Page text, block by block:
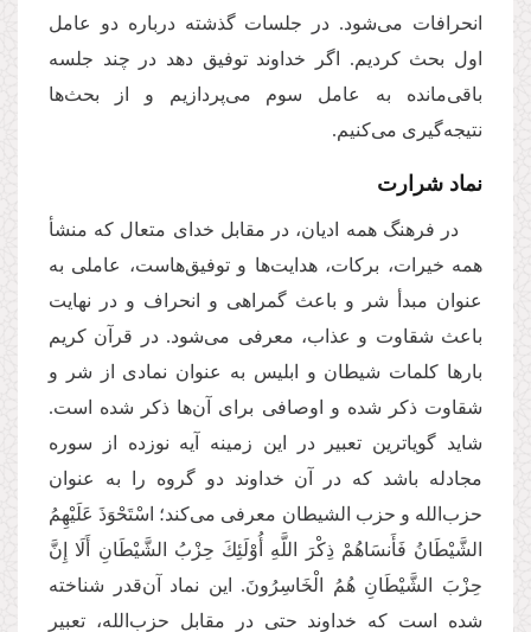
انحرافات می‌شود. در جلسات گذشته درباره دو عامل
اول بحث کردیم. اگر خداوند توفیق دهد در چند جلسه
باقی‌مانده به عامل سوم می‌پردازیم و از بحث‌ها
نتیجه‌گیری می‌کنیم.
نماد شرارت
در فرهنگ همه ادیان، در مقابل خدای متعال که منشأ
همه خیرات، برکات، هدایت‌ها و توفیق‌هاست، عاملی به
عنوان مبدأ شر و باعث گمراهی و انحراف و در نهایت
باعث شقاوت و عذاب، معرفی می‌شود. در قرآن کریم
بارها کلمات شیطان و ابلیس به عنوان نمادی از شر و
شقاوت ذکر شده و اوصافی برای آن‌ها ذکر شده است.
شاید گویاترین تعبیر در این زمینه آیه نوزده از سوره
مجادله باشد که در آن خداوند دو گروه را به عنوان
حزب‌الله و حزب الشیطان معرفی می‌کند؛ اسْتَحْوَذَ عَلَیْهِمُ
الشَّیْطَانُ فَأَنسَاهُمْ ذِكْرَ اللَّهِ أُوْلَئِكَ حِزْبُ الشَّیْطَانِ أَلَا إِنَّ
حِزْبَ الشَّیْطَانِ هُمُ الْخَاسِرُونَ. این نماد آن‌قدر شناخته
شده است که خداوند حتی در مقابل حزب‌الله، تعبیر